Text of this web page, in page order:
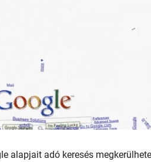
alapjait adó keresés